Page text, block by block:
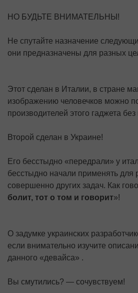
НО БУДЬТЕ ВНИМАТЕЛЬНЫ!
Не спутайте назначение
они предназначены для разных
Этот сделан в Италии, в стране
изображению человечков можно
производителей этого гаджета без
Второй сделан в Украине!
Его бесстыдно «передрали» у
бесстыдно начали применять для
совершенно других задач. Как
болит, тот о том и говорит»!
О задумке украинских
если внимательно изучите
данного «девайса» .
Вы смутились? — сочувствуем!